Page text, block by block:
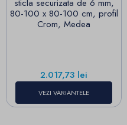
sticla securizata de 6 mm,
80-100 x 80-100 cm, profil
Crom, Medea
Pret
2.017,73 lei
VEZI VARIANTELE